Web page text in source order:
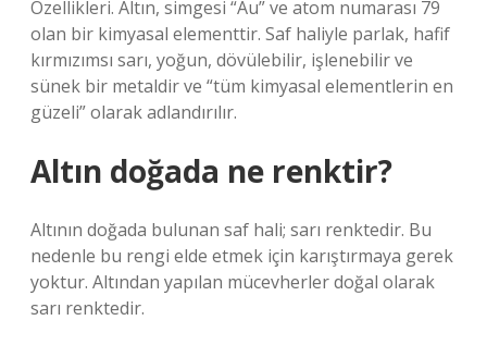
Özellikleri. Altın, simgesi “Au” ve atom numarası 79
olan bir kimyasal elementtir. Saf haliyle parlak, hafif
kırmızımsı sarı, yoğun, dövülebilir, işlenebilir ve
sünek bir metaldir ve “tüm kimyasal elementlerin en
güzeli” olarak adlandırılır.
Altın doğada ne renktir?
Altının doğada bulunan saf hali; sarı renktedir. Bu
nedenle bu rengi elde etmek için karıştırmaya gerek
yoktur. Altından yapılan mücevherler doğal olarak
sarı renktedir.